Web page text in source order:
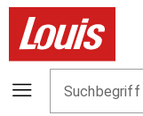
Suchbegriff